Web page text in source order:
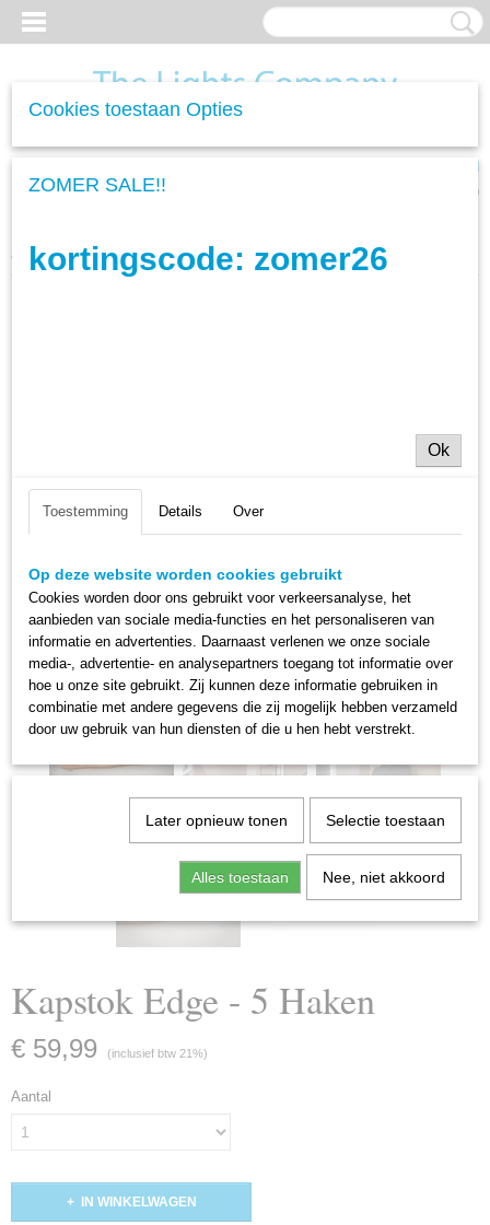
(0)
Home>Kapstokken>Kapstok Edge - 5 Haken
Kapstok Edge - 5 Haken
€ 59,99 (inclusief btw 21%)
Aantal
IN WINKELWAGEN
Cookies toestaan Opties
ZOMER SALE!!
kortingscode: zomer26
Ok
Toestemming Details Over
Op deze website worden cookies gebruikt
Cookies worden door ons gebruikt voor verkeersanalyse, het
aanbieden van sociale media-functies en het personaliseren van
informatie en advertenties. Daarnaast verlenen we onze sociale
media-, advertentie- en analysepartners toegang tot informatie over
hoe u onze site gebruikt. Zij kunnen deze informatie gebruiken in
combinatie met andere gegevens die zij mogelijk hebben verzameld
door uw gebruik van hun diensten of die u hen hebt verstrekt.
Later opnieuw tonen Selectie toestaan
Alles toestaan Nee, niet akkoord